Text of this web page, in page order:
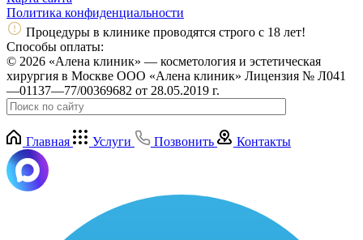
Политика конфиденциальности
Процедуры в клинике проводятся строго с 18 лет!
Способы оплаты:
© 2026 «Алена клиник» — косметология и эстетическая
хирургия в Москве ООО «Алена клиник» Лицензия № Л041
—01137—77/00369682 от 28.05.2019 г.
Главная Услуги Позвонить Контакты